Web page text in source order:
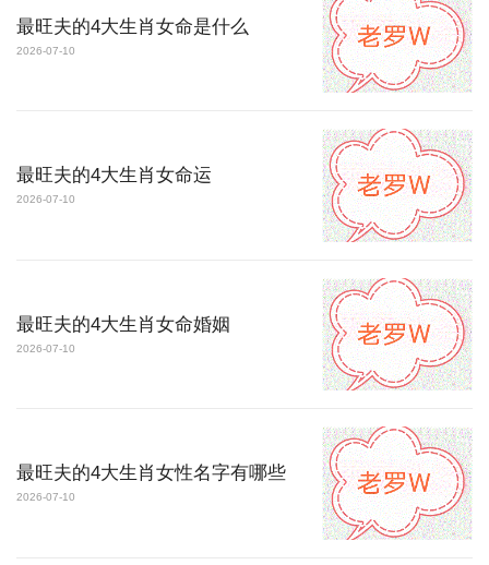
最旺夫的4大生肖女命是什么
2026-07-10
最旺夫的4大生肖女命运
2026-07-10
最旺夫的4大生肖女命婚姻
2026-07-10
最旺夫的4大生肖女性名字有哪些
2026-07-10